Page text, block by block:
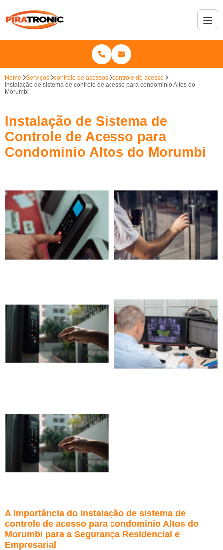
Home Serviços controle de acessos
controle de acesso
instalação de sistema de controle de acesso para condominio Altos do
Morumbi
Instalação de Sistema de
Controle de Acesso para
Condominio Altos do Morumbi
A Importância do instalação de sistema de
controle de acesso para condominio Altos do
Morumbi para a Segurança Residencial e
Empresarial